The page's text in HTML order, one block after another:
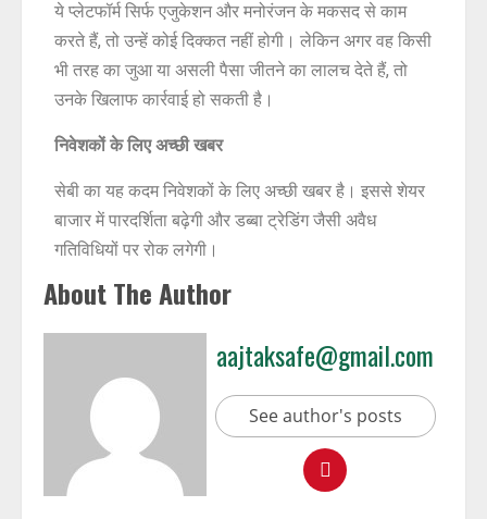
ये प्लेटफॉर्म सिर्फ एजुकेशन और मनोरंजन के मकसद से काम
करते हैं, तो उन्हें कोई दिक्कत नहीं होगी। लेकिन अगर वह किसी
भी तरह का जुआ या असली पैसा जीतने का लालच देते हैं, तो
उनके खिलाफ कार्रवाई हो सकती है।
निवेशकों के लिए अच्छी खबर
सेबी का यह कदम निवेशकों के लिए अच्छी खबर है। इससे शेयर
बाजार में पारदर्शिता बढ़ेगी और डब्बा ट्रेडिंग जैसी अवैध
गतिविधियों पर रोक लगेगी।
About The Author
aajtaksafe@gmail.com
See author's posts